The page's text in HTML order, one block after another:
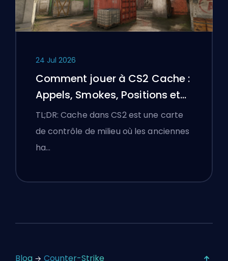
24 Jul 2026
Comment jouer à CS2 Cache :
Appels, Smokes, Positions et
Conseils Premier
TL;DR: Cache dans CS2 est une carte
de contrôle de milieu où les anciennes
ha…
Blog Counter-Strike